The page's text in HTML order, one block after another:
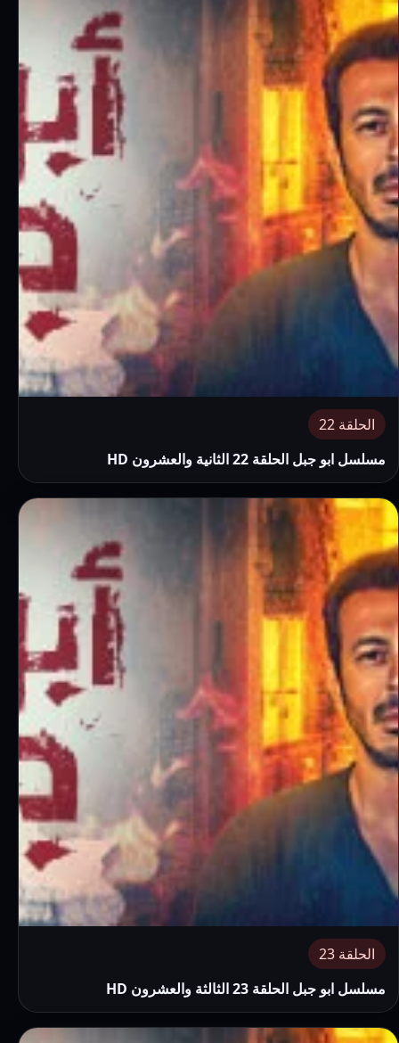
الحلقة 22
مسلسل ابو جبل الحلقة 22 الثانية والعشرون HD
الحلقة 23
مسلسل ابو جبل الحلقة 23 الثالثة والعشرون HD